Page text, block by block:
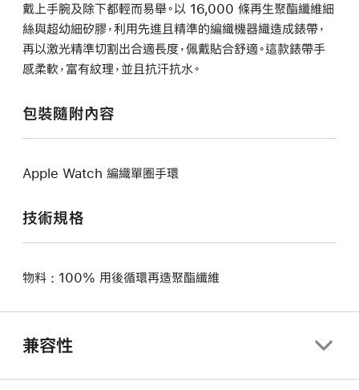
戴上手腕及除下都輕而易舉。以 16,000 條再生聚酯纖維細
絲與超幼細矽膠，利用先進且精準的編織機器織造成錶帶，
再以激光精準切割出合適長度，佩戴貼合舒適。這款錶帶手
感柔軟，富有紋理，並且抗汗抗水。
包裝隨附內容
Apple Watch 編織單圈手環
技術規格
物料 : 100% 用後循環再造聚酯纖維
兼容性